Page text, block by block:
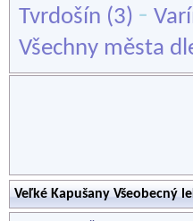
Tvrdošín (3) -
Všechny města
Veľké Kapušany Všeobecný